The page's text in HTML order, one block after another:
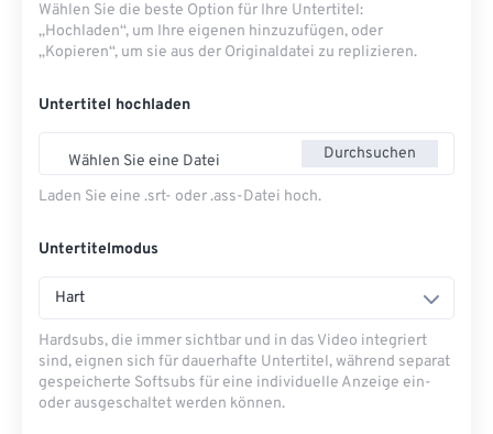
Wählen Sie die beste Option für Ihre Untertitel:
„Hochladen“, um Ihre eigenen hinzuzufügen, oder
„Kopieren“, um sie aus der Originaldatei zu replizieren.
Untertitel hochladen
Wählen Sie eine Datei Durchsuchen
Laden Sie eine .srt- oder .ass-Datei hoch.
Untertitelmodus
Hart
Hardsubs, die immer sichtbar und in das Video integriert
sind, eignen sich für dauerhafte Untertitel, während separat
gespeicherte Softsubs für eine individuelle Anzeige ein-
oder ausgeschaltet werden können.